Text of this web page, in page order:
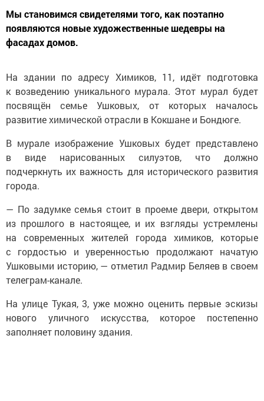
Мы становимся свидетелями того, как поэтапно
появляются новые художественные шедевры на
фасадах домов.
На здании по адресу Химиков, 11, идёт подготовка
к возведению уникального мурала. Этот мурал будет
посвящён семье Ушковых, от которых началось
развитие химической отрасли в Кокшане и Бондюге.
В мурале изображение Ушковых будет представлено
в виде нарисованных силуэтов, что должно
подчеркнуть их важность для исторического развития
города.
— По задумке семья стоит в проеме двери, открытом
из прошлого в настоящее, и их взгляды устремлены
на современных жителей города химиков, которые
с гордостью и уверенностью продолжают начатую
Ушковыми историю, — отметил Радмир Беляев в своем
телеграм-канале.
На улице Тукая, 3, уже можно оценить первые эскизы
нового уличного искусства, которое постепенно
заполняет половину здания.